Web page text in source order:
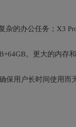
杂的办公任务；X3
。更大的内存
保用户长时间使用而